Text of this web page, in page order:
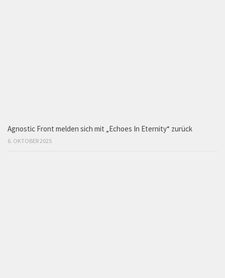
Agnostic Front melden sich mit „Echoes In Eternity“ zurück
6. OKTOBER 2025